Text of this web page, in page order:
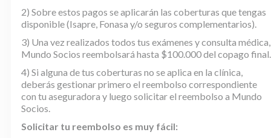
2) Sobre estos pagos se aplicarán las coberturas que tengas
disponible (Isapre, Fonasa y/o seguros complementarios).
3) Una vez realizados todos tus exámenes y consulta médica,
Mundo Socios reembolsará hasta $100.000del copago final.
4) Si alguna de tus coberturas no se aplica en la clínica,
deberás gestionar primero el reembolso correspondiente
con tu aseguradora y luego solicitar el reembolso a Mundo
Socios.
Solicitar tu reembolso es muy fácil: